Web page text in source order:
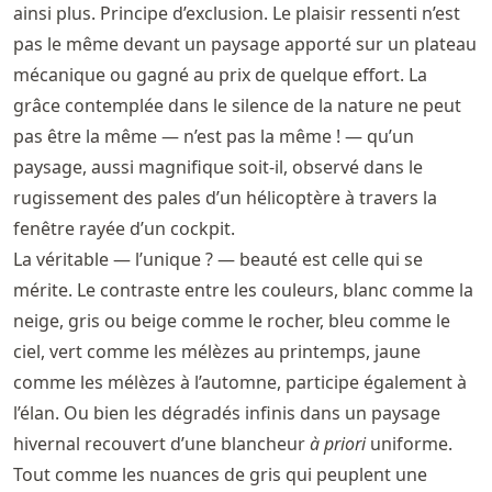
ainsi plus. Principe d’exclusion. Le plaisir ressenti n’est
pas le même devant un paysage apporté sur un plateau
mécanique ou gagné au prix de quelque effort. La
grâce contemplée dans le silence de la nature ne peut
pas être la même — n’est pas la même ! — qu’un
paysage, aussi magnifique soit-il, observé dans le
rugissement des pales d’un hélicoptère à travers la
fenêtre rayée d’un cockpit.
La véritable — l’unique ? — beauté est celle qui se
mérite. Le contraste entre les couleurs, blanc comme la
neige, gris ou beige comme le rocher, bleu comme le
ciel, vert comme les mélèzes au printemps, jaune
comme les mélèzes à l’automne, participe également à
l’élan. Ou bien les dégradés infinis dans un paysage
hivernal recouvert d’une blancheurà prioriuniforme.
Tout comme les nuances de gris qui peuplent une